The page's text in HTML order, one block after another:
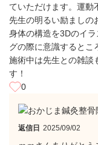
ていただけます。運動
先生の明るい励ましの
身体の構造を3Dのイ
グの際に意識するとこ
施術中は先生との雑談
す！
0
返信日 2025/09/02